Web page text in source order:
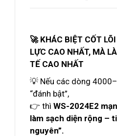
🚀 KHÁC BIỆT CỐT
LỰC CAO NHẤT, MÀ
TẾ CAO NHẤT
💡 Nếu các dòng
“đánh bật”,
👉 thì WS-2024E2
làm sạch diện rộng –
nguyên”.